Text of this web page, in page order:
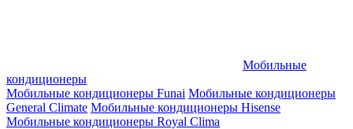
Мобильные
кондиционеры
Мобильные кондиционеры Funai Мобильные кондиционеры
General Climate Мобильные кондиционеры Hisense
Мобильные кондиционеры Royal Clima